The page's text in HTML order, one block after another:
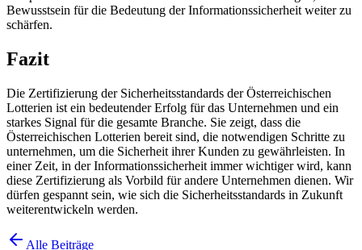
Bewusstsein für die Bedeutung der Informationssicherheit weiter zu
schärfen.
Fazit
Die Zertifizierung der Sicherheitsstandards der Österreichischen
Lotterien ist ein bedeutender Erfolg für das Unternehmen und ein
starkes Signal für die gesamte Branche. Sie zeigt, dass die
Österreichischen Lotterien bereit sind, die notwendigen Schritte zu
unternehmen, um die Sicherheit ihrer Kunden zu gewährleisten. In
einer Zeit, in der Informationssicherheit immer wichtiger wird, kann
diese Zertifizierung als Vorbild für andere Unternehmen dienen. Wir
dürfen gespannt sein, wie sich die Sicherheitsstandards in Zukunft
weiterentwickeln werden.
Alle Beiträge